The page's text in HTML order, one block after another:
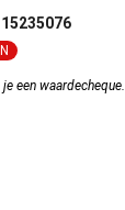
15235076
een waardecheque.